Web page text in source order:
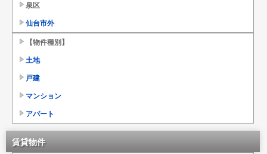
泉区
仙台市外
【物件種別】
土地
戸建
マンション
アパート
賃貸物件